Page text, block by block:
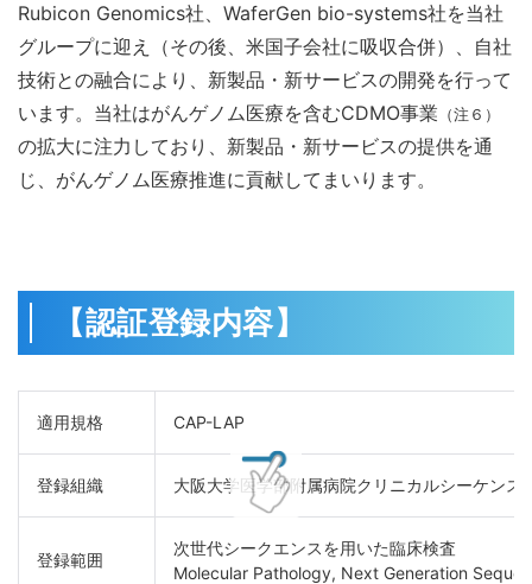
Rubicon Genomics社、WaferGen bio-systems社を当社
グループに迎え（その後、米国子会社に吸収合併）、自社
技術との融合により、新製品・新サービスの開発を行って
います。当社はがんゲノム医療を含むCDMO事業 （注６）
の拡大に注力しており、新製品・新サービスの提供を通
じ、がんゲノム医療推進に貢献してまいります。
【認証登録内容】
適用規格 CAP-LAP
登録組織 大阪大学医学部附属病院クリニカルシーケン
登録範囲
次世代シークエンスを用いた臨床検査
Molecular Pathology, Next Generation